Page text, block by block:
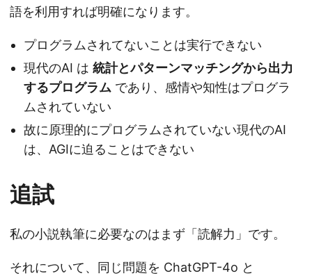
語を利用すれば明確になります。
プログラムされてないことは実行できない
現代のAI は 統計とパターンマッチングから出力
するプログラム であり、感情や知性はプログラ
ムされていない
故に原理的にプログラムされていない現代のAI
は、AGIに迫ることはできない
追試
私の小説執筆に必要なのはまず「読解力」です。
それについて、同じ問題を ChatGPT-4o と